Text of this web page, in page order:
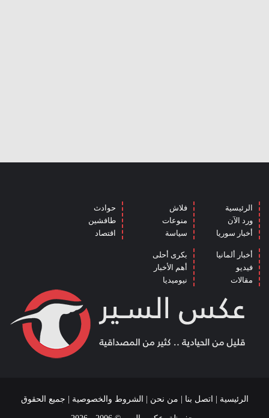
الرئيسية
ورد الآن
أخبار سوريا
فلاش
منوعات
سياسة
حوادث
طافشين
اقتصاد
أخبار ألمانيا
فيديو
مقالات
بكرى أحلى
أهم الأخبار
نيوميديا
الرئيسية | اتصل بنا | من نحن | الشروط والخصوصية | جميع الحقوق